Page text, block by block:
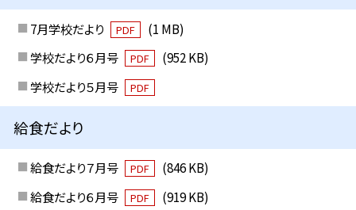
7月学校だより PDF
(1 MB)
学校だより６月号
PDF
(952 KB)
学校だより５月号
PDF
給食だより
給食だより７月号 PDF
(846 KB)
給食だより６月号
PDF
(919 KB)